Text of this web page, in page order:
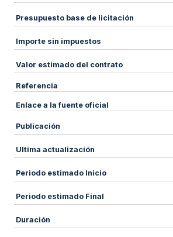
Presupuesto base de licitación
Importe sin impuestos
Valor estimado del contrato
Referencia
Enlace a la fuente oficial
Publicación
Ultima actualización
Periodo estimado Inicio
Periodo estimado Final
Duración